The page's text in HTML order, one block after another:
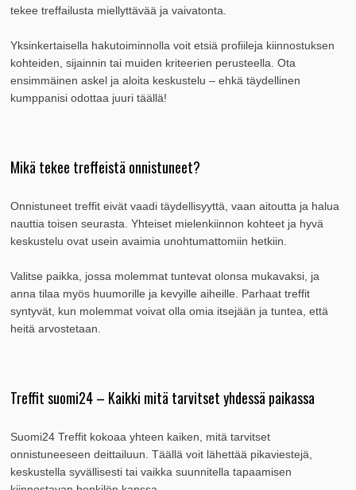
tekee treffailusta miellyttävää ja vaivatonta.
Yksinkertaisella hakutoiminnolla voit etsiä profiileja kiinnostuksen
kohteiden, sijainnin tai muiden kriteerien perusteella. Ota
ensimmäinen askel ja aloita keskustelu – ehkä täydellinen
kumppanisi odottaa juuri täällä!
Mikä tekee treffeistä onnistuneet?
Onnistuneet treffit eivät vaadi täydellisyyttä, vaan aitoutta ja halua
nauttia toisen seurasta. Yhteiset mielenkiinnon kohteet ja hyvä
keskustelu ovat usein avaimia unohtumattomiin hetkiin.
Valitse paikka, jossa molemmat tuntevat olonsa mukavaksi, ja
anna tilaa myös huumorille ja kevyille aiheille. Parhaat treffit
syntyvät, kun molemmat voivat olla omia itsejään ja tuntea, että
heitä arvostetaan.
Treffit suomi24 – Kaikki mitä tarvitset yhdessä paikassa
Suomi24 Treffit kokoaa yhteen kaiken, mitä tarvitset
onnistuneeseen deittailuun. Täällä voit lähettää pikaviestejä,
keskustella syvällisesti tai vaikka suunnitella tapaamisen